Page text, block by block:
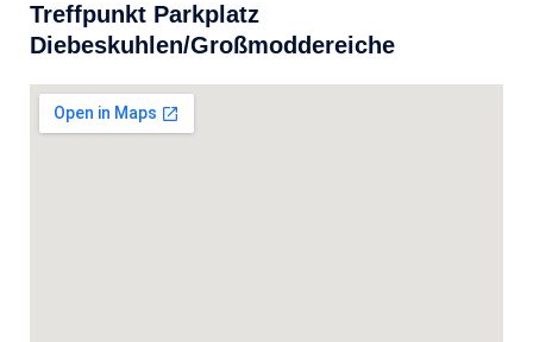
Treffpunkt Parkplatz
Diebeskuhlen/Großmoddereiche